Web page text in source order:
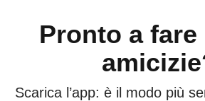
Pronto a fare
Scarica l’app: è il modo più